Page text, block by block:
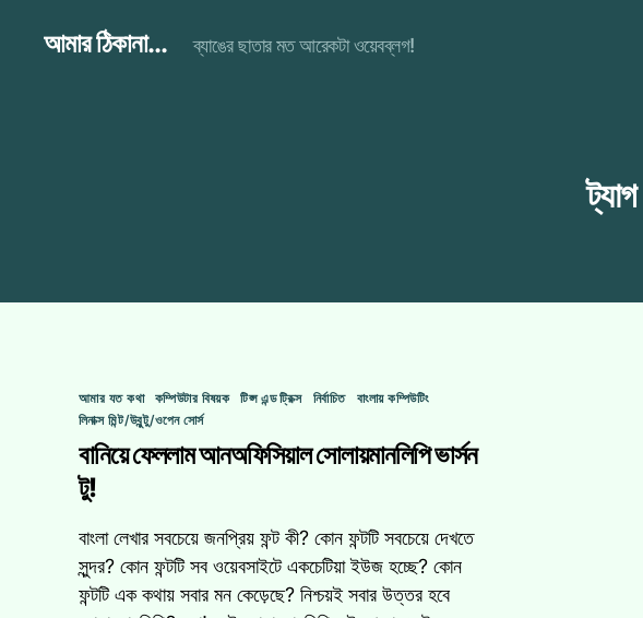
আমার ঠিকানা... ব্যাঙের ছাতার মত আরেকটা ওয়েবব্লগ!
ট্যাগ
Categories
আমার যত কথা কম্পিউটার বিষয়ক টিপ্স এন্ড ট্রিক্স নির্বাচিত
বাংলায় কম্পিউটিং
লিনাক্স মিন্ট/উবুন্টু/ওপেন সোর্স
বানিয়ে ফেললাম আনঅফিসিয়াল সোলায়মানলিপি ভার্সন
টু!
বাংলা লেখার সবচেয়ে জনপ্রিয় ফন্ট কী? কোন ফন্টটি সবচেয়ে দেখতে
সুন্দর? কোন ফন্টটি সব ওয়েবসাইটে একচেটিয়া ইউজ হচ্ছে? কোন
ফন্টটি এক কথায় সবার মন কেড়েছে? নিশ্চয়ই সবার উত্তর হবে